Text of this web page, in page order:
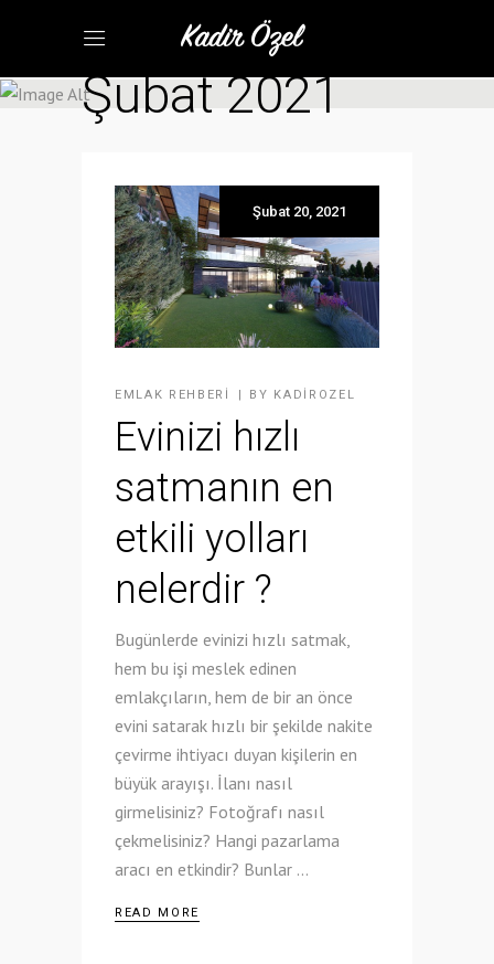
Şubat 2021
Şubat 20, 2021
EMLAK REHBERI BY KADIROZEL
Evinizi hızlı
satmanın en
etkili yolları
nelerdir ?
Bugünlerde evinizi hızlı satmak,
hem bu işi meslek edinen
emlakçıların, hem de bir an önce
evini satarak hızlı bir şekilde nakite
çevirme ihtiyacı duyan kişilerin en
büyük arayışı. İlanı nasıl
girmelisiniz? Fotoğrafı nasıl
çekmelisiniz? Hangi pazarlama
aracı en etkindir? Bunlar
READ MORE